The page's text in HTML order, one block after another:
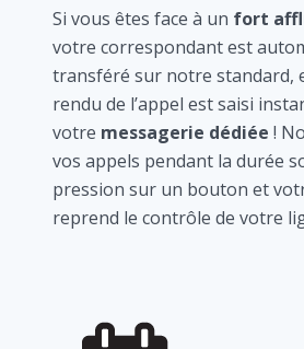
Si vous êtes face à un fort
votre correspondant est
transféré sur notre standard,
rendu de l’appel est saisi
votre messagerie dédiée !
vos appels pendant la durée
pression sur un bouton et
reprend le contrôle de votre